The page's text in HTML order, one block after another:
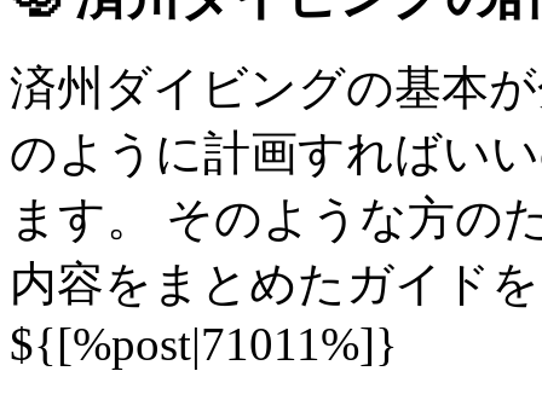
済州ダイビングの基本
のように計画すればい
ます。 そのような方の
内容をまとめたガイド
${[%post|71011%]}